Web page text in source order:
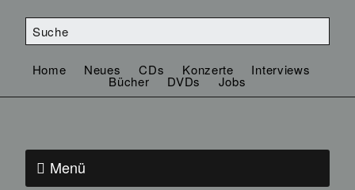
Home Neues CDs Konzerte Interviews
Bücher DVDs Jobs
Menü